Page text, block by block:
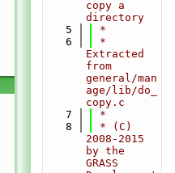
copy a
directory
    5
*
    6
*
Extracted
from
general/man
age/lib/do_
copy.c
    7
*
    8
* (C)
2008-2015
by the
GRASS